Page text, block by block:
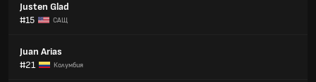
Justen Glad
#15
САЩ
Juan Arias
#21
Колумбия